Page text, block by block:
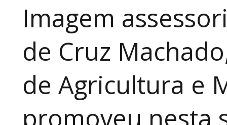
Imagem
de Cruz
de Agricultura e
promoveu nesta